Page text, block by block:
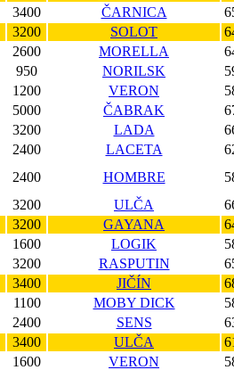
3400 ČARNICA
3200 SOLOT
2600 MORELLA
950 NORILSK
1200 VERON
5000 ČABRAK
3200 LADA
2400 LACETA
2400 HOMBRE
3200 ULČA
3200 GAYANA
1600 LOGIK
3200 RASPUTIN
3400 JIČÍN
1100 MOBY DICK
2400 SENS
3400 ULČA
1600 VERON